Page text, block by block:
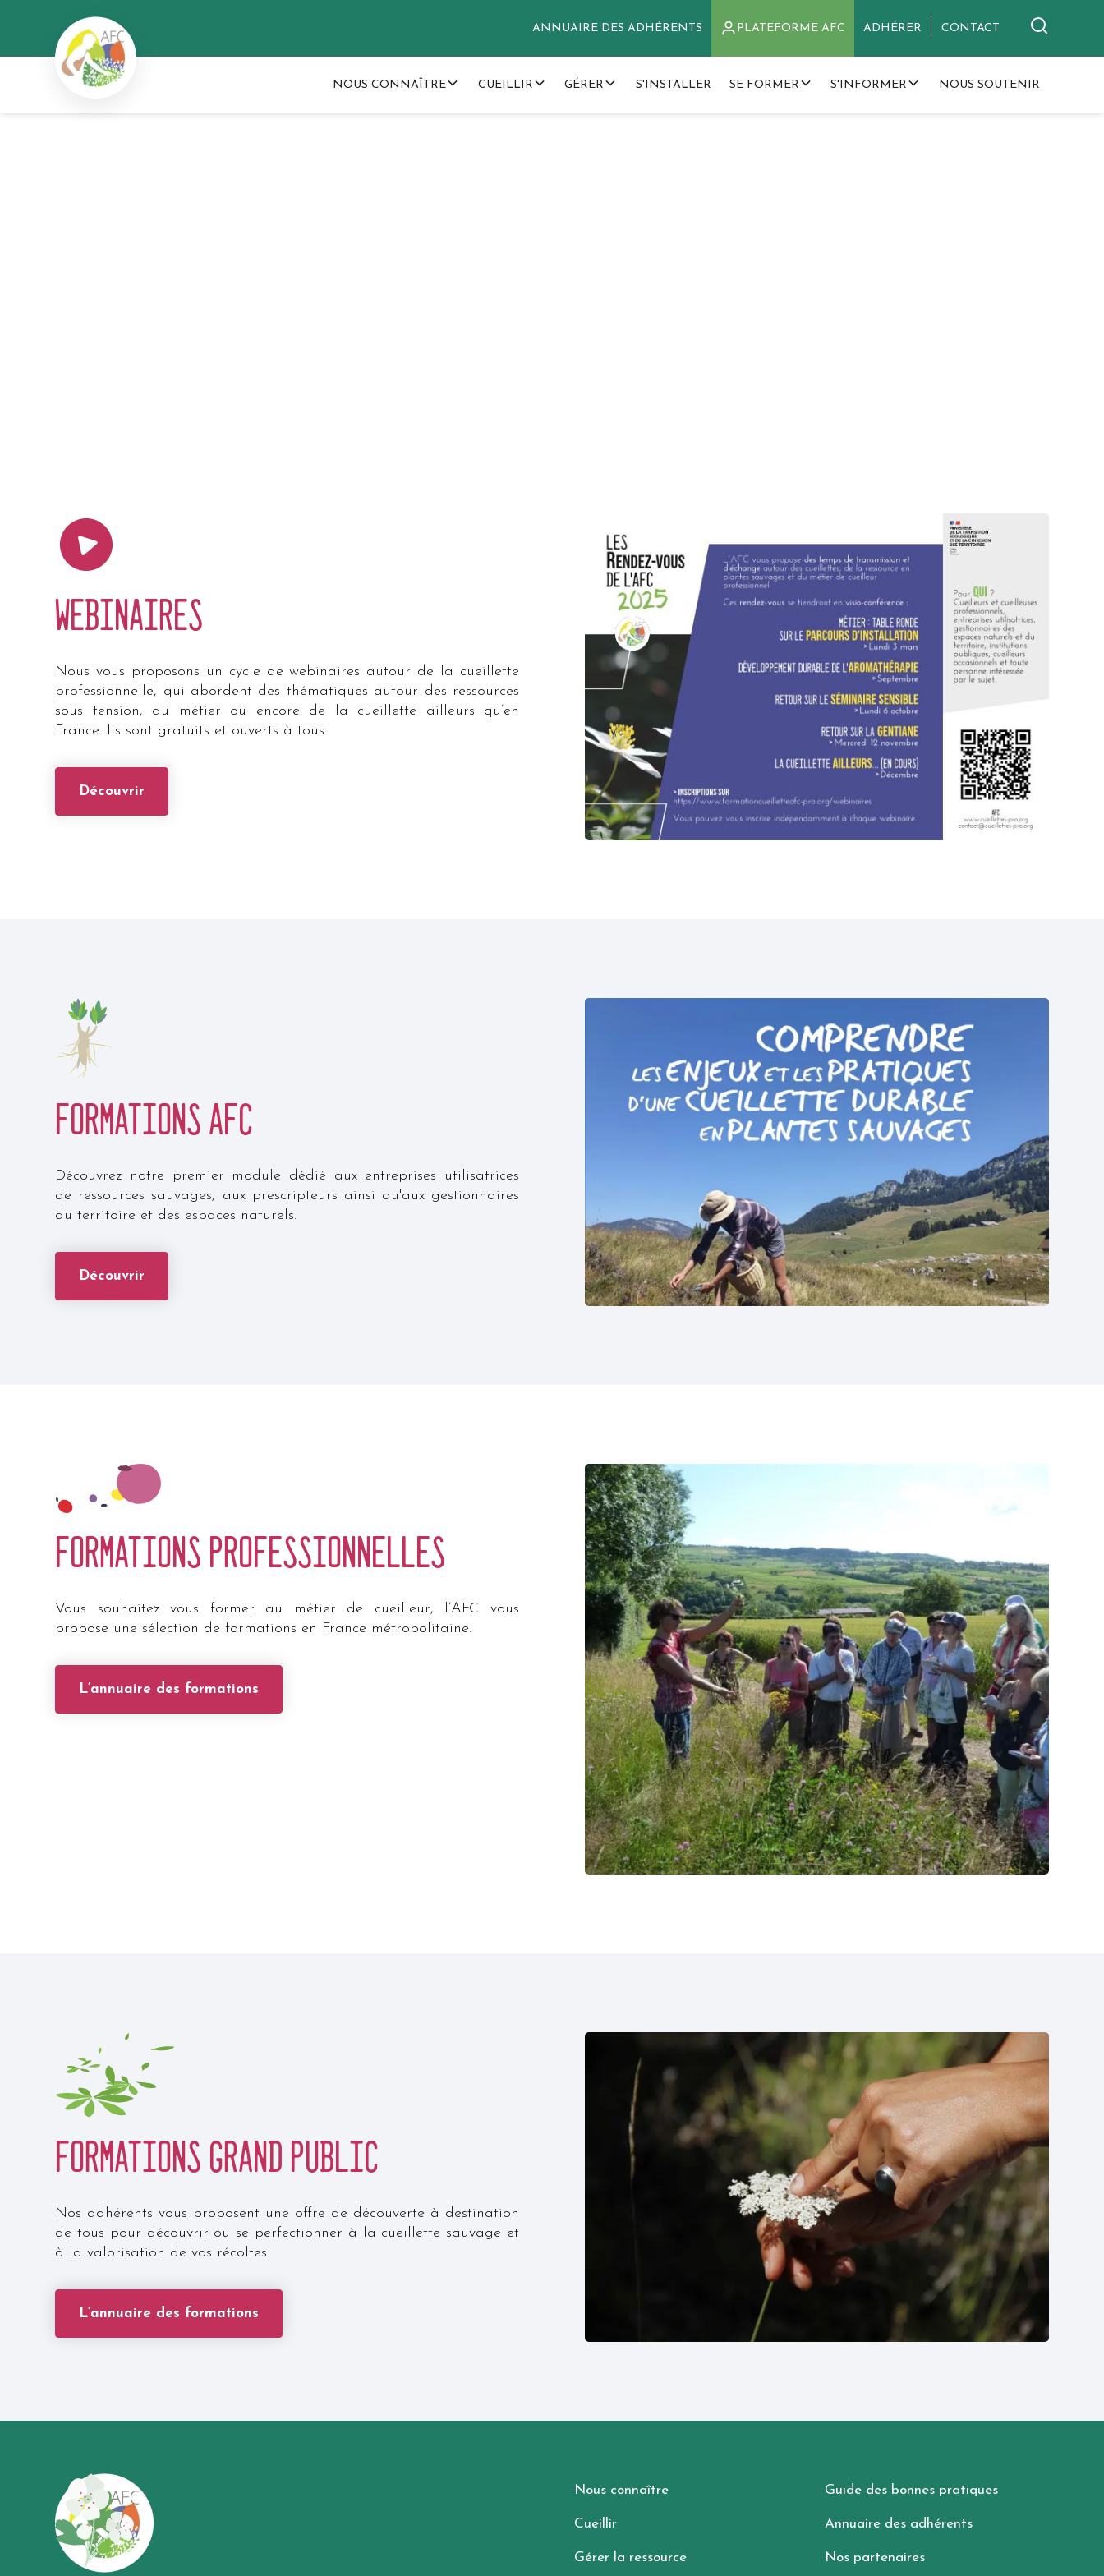
ANNUAIRE DES ADHÉRENTS PLATEFORME AFC ADHÉRER CONTACT
NOUS CONNAÎTRE CUEILLIR GÉRER S'INSTALLER SE FORMER S'INFORMER NOUS SOUTENIR
Webinaires
Nous vous proposons un cycle de webinaires autour de la cueillette
professionnelle, qui abordent des thématiques autour des ressources
sous tension, du métier ou encore de la cueillette ailleurs qu’en
France. Ils sont gratuits et ouverts à tous.
Découvrir
FormationS AFC
Découvrez notre premier module dédié aux entreprises utilisatrices
de ressources sauvages, aux prescripteurs ainsi qu'aux gestionnaires
du territoire et des espaces naturels.
Découvrir
formations professionnelles
Vous souhaitez vous former au métier de cueilleur, l’AFC vous
propose une sélection de formations en France métropolitaine.
L’annuaire des formations
Formations Grand public
Nos adhérents vous proposent une offre de découverte à destination
de tous pour découvrir ou se perfectionner à la cueillette sauvage et
à la valorisation de vos récoltes.
L’annuaire des formations
Nous connaître
Cueillir
Gérer la ressource
Guide des bonnes pratiques
Annuaire des adhérents
Nos partenaires